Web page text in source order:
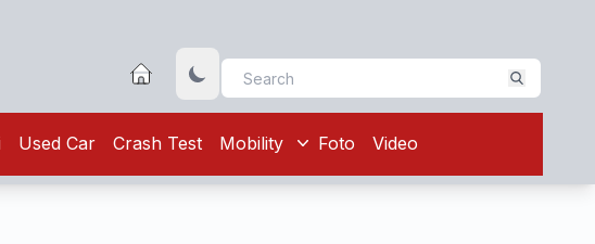
Used Car Crash Test Mobility Foto Video